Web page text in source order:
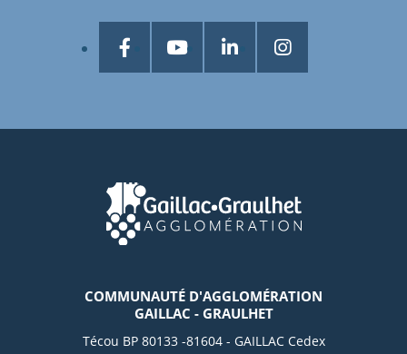
COMMUNAUTÉ D'AGGLOMÉRATION
GAILLAC - GRAULHET
Técou BP 80133 -81604 - GAILLAC Cedex